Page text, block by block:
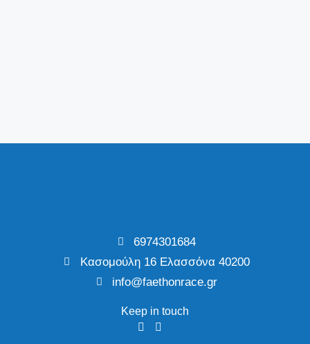
6974301684
Κασομούλη 16 Ελασσόνα 40200
info@faethonrace.gr
Keep in touch